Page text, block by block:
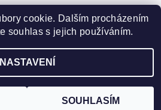
| Vyšívací.cz | Crystalstyle.cz
FIX, všechna práva vyhrazena
cookie. Dalším procházením
souhlas s jejich používáním.
NASTAVENÍ
SOUHLASÍM